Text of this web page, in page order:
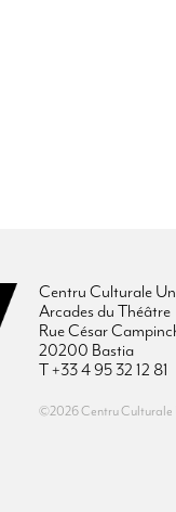
Centru Culturale
Arcades du Théâtre
Rue César
20200 Bastia
T +33 4 95 32 12 81
©2026 Centru Culturale